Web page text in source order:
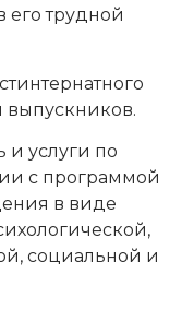
его трудной
и услуги по
с программой
в виде
социальной и